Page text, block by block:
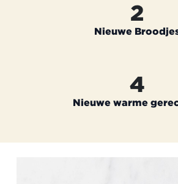
2
Nieuwe
4
Nieuwe warme